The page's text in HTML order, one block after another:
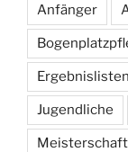
Anfänger
Ergebnislisten
Jugendliche
Meisterschaft